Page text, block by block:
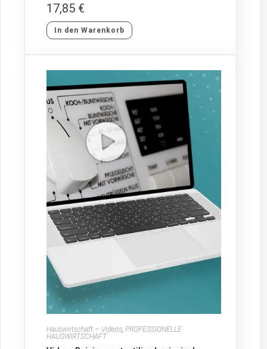
17,85 €
In den Warenkorb
Hauswirtschaft – Videos ,PROFESSIONELLE
HAUSWIRTSCHAFT